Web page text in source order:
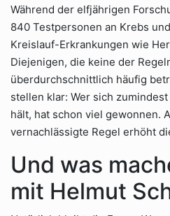
Während der elfjährigen
840 Testpersonen an Krebs
Kreislauf-Erkrankungen wie
Diejenigen, die keine der
überdurchschnittlich häufig
stellen klar: Wer sich
hält, hat schon viel gewonnen.
vernachlässigte Regel erhöht
Und was
mit Helmut